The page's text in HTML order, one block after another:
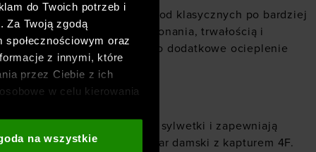
do Twoich potrzeb i
Za Twoją zgodą
oraz
z innymi, które
przez Ciebie z ich
w celu kierowania
oraz sekcji „Szczegóły”
na wszystkie
są w różnych krojach – od klasycznych po bardziej
się wysoką jakością wykonania, trwałością i
w cieplejsze dni lub jako dodatkowe ocieplenie
świetnie dopasowują się do sylwetki i zapewniają
wyborem będzie polar damski z kapturem 4F.